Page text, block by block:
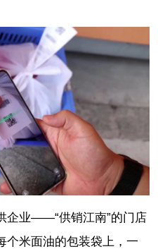
企业——“供销江南”的门店
个米面油的包装袋上，一